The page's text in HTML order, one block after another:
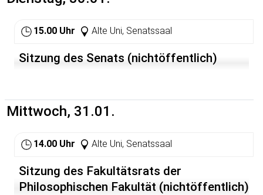
15.00 Uhr Alte Uni, Senatssaal
Sitzung des Senats (nichtöffentlich)
Mittwoch, 31.01.
14.00 Uhr Alte Uni, Senatssaal
Sitzung des Fakultätsrats der
Philosophischen Fakultät (nichtöffentlich)